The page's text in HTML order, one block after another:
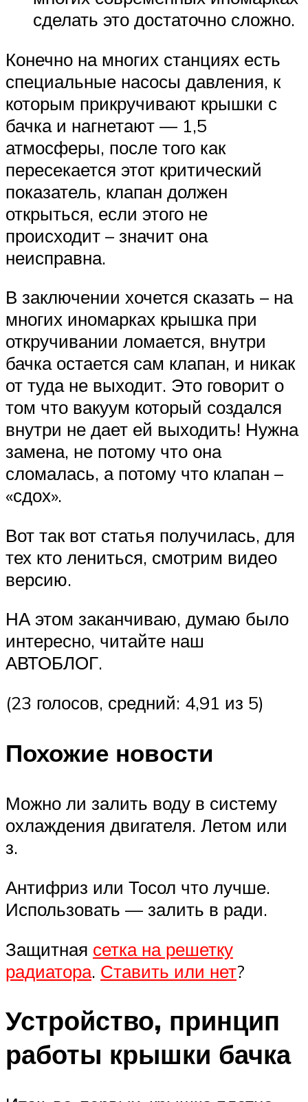
сделать это достаточно сложно.
Конечно на многих станциях есть
специальные насосы давления, к
которым прикручивают крышки с
бачка и нагнетают — 1,5
атмосферы, после того как
пересекается этот критический
показатель, клапан должен
открыться, если этого не
происходит – значит она
неисправна.
В заключении хочется сказать – на
многих иномарках крышка при
откручивании ломается, внутри
бачка остается сам клапан, и никак
от туда не выходит. Это говорит о
том что вакуум который создался
внутри не дает ей выходить! Нужна
замена, не потому что она
сломалась, а потому что клапан –
«сдох».
Вот так вот статья получилась, для
тех кто лениться, смотрим видео
версию.
НА этом заканчиваю, думаю было
интересно, читайте наш
АВТОБЛОГ.
(23 голосов, средний: 4,91 из 5)
Похожие новости
Можно ли залить воду в систему
охлаждения двигателя. Летом или
з.
Антифриз или Тосол что лучше.
Использовать — залить в ради.
Защитная сетка на решетку
радиатора. Ставить или нет?
Устройство, принцип
работы крышки бачка